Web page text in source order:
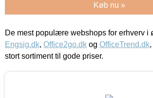
Køb nu »
De mest populære webshops for erhverv i
Engsig.dk, Office2go.dk og OfficeTrend.dk
stort sortiment til gode priser.